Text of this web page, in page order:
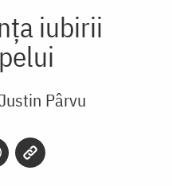
iubirii
Pârvu